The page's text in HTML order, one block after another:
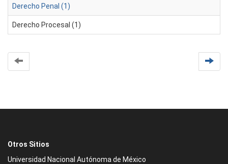
Derecho Penal (1)
Derecho Procesal (1)
Otros Sitios
Universidad Nacional Autónoma de México